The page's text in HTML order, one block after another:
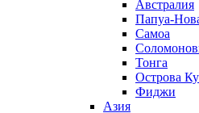
Австралия
Папуа-
Самоа
Тонга
Острова
Фиджи
Азия